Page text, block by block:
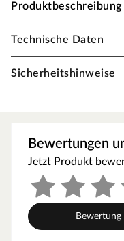
Produktbeschreibung
Regenschutzmantel
mit Flachdächern
Technische Daten
Sicherheitshinweise
Bewertungen
Jetzt Produkt
Bewertung